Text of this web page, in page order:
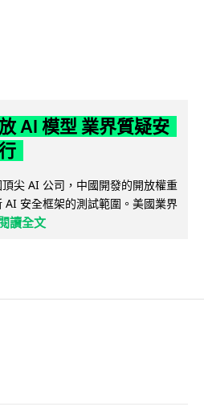
AI 模型 業界質疑安
尖 AI 公司，中國開發的開放權重
AI 安全框架的測試範圍。美國業界
閱讀全文